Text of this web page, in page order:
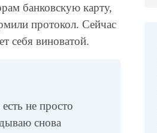
банковскую карту,
протокол. Сейчас
себя виноватой.
не просто
снова